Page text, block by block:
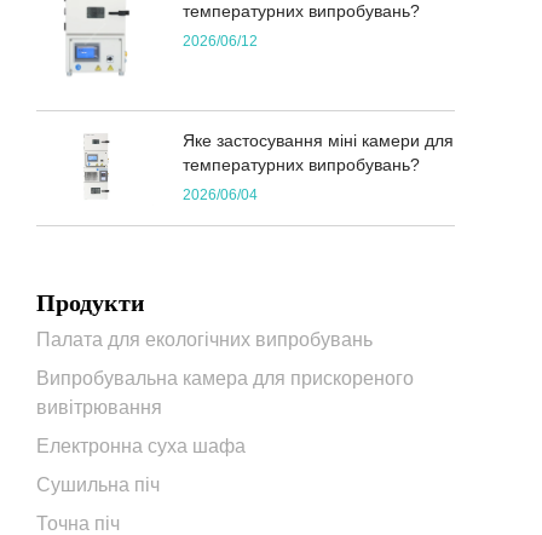
температурних випробувань?
2026/06/12
Яке застосування міні камери для
температурних випробувань?
2026/06/04
Продукти
Палата для екологічних випробувань
Випробувальна камера для прискореного
вивітрювання
Електронна суха шафа
Сушильна піч
Точна піч